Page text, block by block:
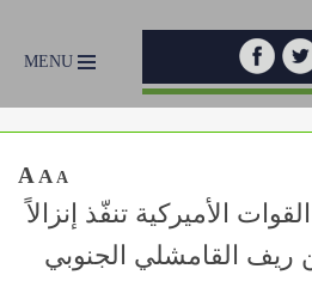
MENU
A A A
الأميركية تنفّذ إنزالاً
ريف القامشلي الجنوبي